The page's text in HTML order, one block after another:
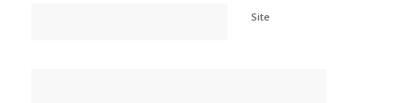
Site